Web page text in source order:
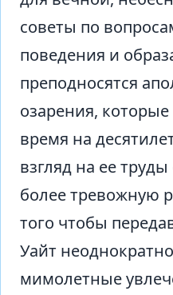
советы по
поведения и
преподносятся
озарения,
время на
взгляд на ее
более тревожную
того чтобы
Уайт
мимолетные